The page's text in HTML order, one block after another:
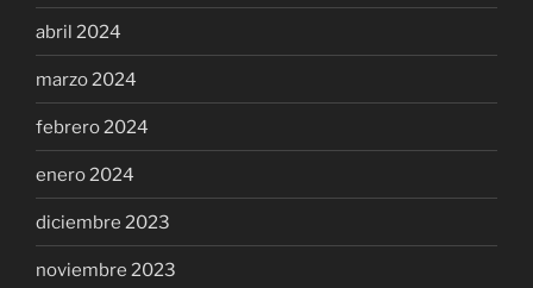
abril 2024
marzo 2024
febrero 2024
enero 2024
diciembre 2023
noviembre 2023